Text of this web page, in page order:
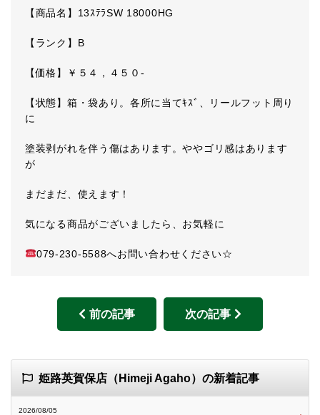
【商品名】13ｽﾃﾗSW 18000HG
【ランク】B
【価格】￥５４，４５０-
【状態】箱・袋あり。各所に当てｷｽﾞ、リールフット周り
に
塗装剥がれを伴う傷はあります。ややゴリ感はあります
が
まだまだ、使えます！
気になる商品がございましたら、お気軽に
079-230-5588へお問い合わせください☆
前の記事 次の記事
姫路英賀保店（Himeji Agaho）の新着記事
2026/08/05